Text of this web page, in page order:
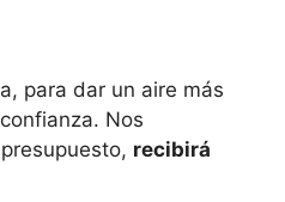
para dar un aire más
Nos
recibirá